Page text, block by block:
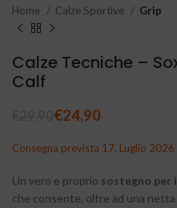
Home Calze Sportive Grip
Calze Tecniche –
Calf
€24,90
Consegna prevista 17, Luglio 2026
Un vero e proprio sostegno per
che consente, oltre ad una